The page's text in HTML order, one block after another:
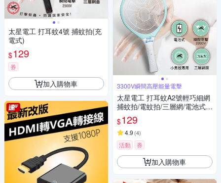
太星電工 打耳蚊4號 捕蚊拍(充
電式)
$129
券
加入購物車 3300V瞬間高壓能量電擊
太星電工 打耳蚊A2號輕巧細網
捕蚊拍/電蚊拍/三層網/電池式/
小黑蚊專用 3300V瞬間電擊/輕
巧
$129
4.9 (4)
活動 券
加入購物車